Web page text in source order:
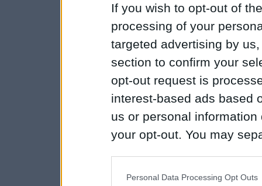
If you wish to opt-out of
processing of your
targeted advertising by
section to confirm your
opt-out request is
interest-based ads based
us or personal
your opt-out. You may
Personal Data Processing Opt Outs